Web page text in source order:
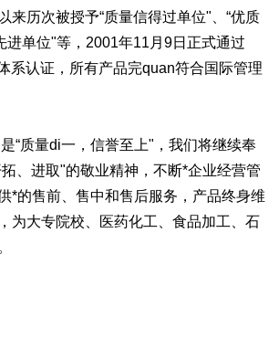
来历次被授予“质量信得过单位"、“优质
进单位"等，2001年11月9日正式通过
系认证，所有产品完quan符合国际管理
“质量di一，信誉至上"，我们将继续奉
、进取"的敬业精神，不断*企业经营管
*的售前、售中和售后服务，产品终身维
为大专院校、医药化工、食品加工、石